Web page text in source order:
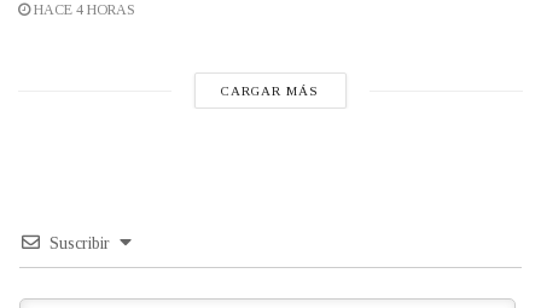
HACE 4 HORAS
CARGAR MÁS
Suscribir